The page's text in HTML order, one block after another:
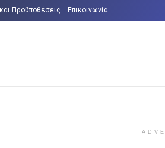
Προϋποθέσεις Επικοινωνία